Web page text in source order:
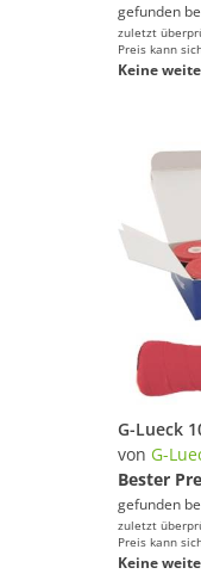
gefunden
zuletzt
Preis kann
Keine
von G-
Bester
gefunden
zuletzt
Preis kann
Keine